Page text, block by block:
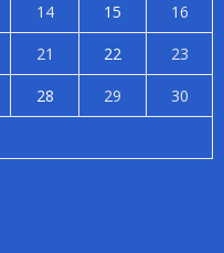
14 15
16
21 22
23
28 29
30